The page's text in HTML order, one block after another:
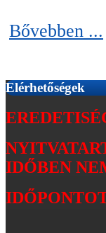
Bővebben ...
Elérhetőségek
IDŐBEN